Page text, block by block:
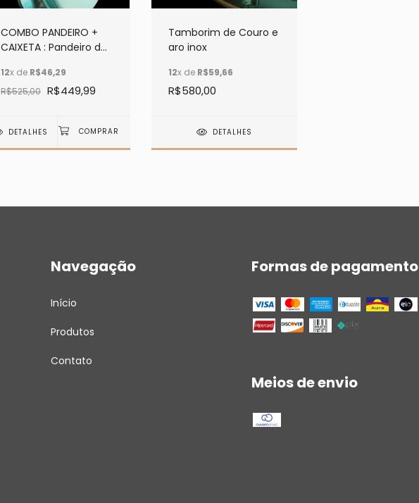
COMBO PANDEIRO +
CAIXETA : Pandeiro de
de Flandres sem
Marchetaria + Caixeta
12x de R$46,29
R$525,00 R$449,99
DETALHES
Tamborim de Couro e
aro inox
12x de R$59,66
R$580,00
DETALHES
Navegação
Início
Produtos
Contato
Formas de pagamento
Meios de envio